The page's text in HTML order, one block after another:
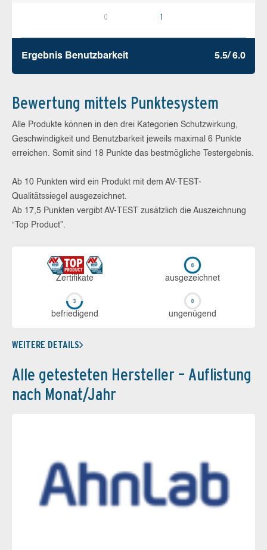
0 1
Ergebnis Benutz­barkeit 5.5/ 6.0
Bewertung mittels Punktesystem
Alle Produkte können in den drei Kategorien Schutzwirkung,
Geschwindigkeit und Benutzbarkeit jeweils maximal 6 Punkte
erreichen. Somit sind 18 Punkte das bestmögliche Testergebnis.
Ab 10 Punkten wird ein Produkt mit dem AV-TEST-
Qualitätssiegel ausgezeichnet.
Ab 17,5 Punkten vergibt AV-TEST zusätzlich die Auszeichnung
“Top Product”.
Zerti­fikate aus­ge­zeich­net
be­frie­di­gend un­ge­nü­gend
WEITERE DETAILS
Alle getesteten Hersteller – Auflistung
nach Monat/Jahr